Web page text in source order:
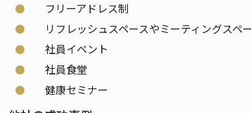
⚫
フリーアドレス制
⚫
リフレッシュスペースやミーティングスペ
⚫
社員イベント
⚫
社員食堂
⚫
健康セミナー